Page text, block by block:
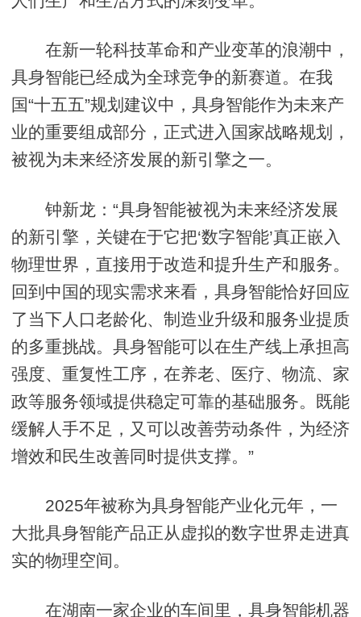
在新一轮科技革命和产业变革的浪潮中，
具身智能已经成为全球竞争的新赛道。在我
国“十五五”规划建议中，具身智能作为未来产
业的重要组成部分，正式进入国家战略规划，
被视为未来经济发展的新引擎之一。
钟新龙：“具身智能被视为未来经济发展
的新引擎，关键在于它把‘数字智能’真正嵌入
物理世界，直接用于改造和提升生产和服务。
回到中国的现实需求来看，具身智能恰好回应
了当下人口老龄化、制造业升级和服务业提质
的多重挑战。具身智能可以在生产线上承担高
强度、重复性工序，在养老、医疗、物流、家
政等服务领域提供稳定可靠的基础服务。既能
缓解人手不足，又可以改善劳动条件，为经济
增效和民生改善同时提供支撑。”
2025年被称为具身智能产业化元年，一
大批具身智能产品正从虚拟的数字世界走进真
实的物理空间。
在湖南一家企业的车间里，具身智能机器